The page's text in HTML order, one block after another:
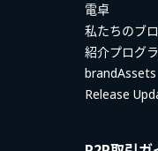
電卓
私たちのブ
紹介プログ
brandAssets
Release